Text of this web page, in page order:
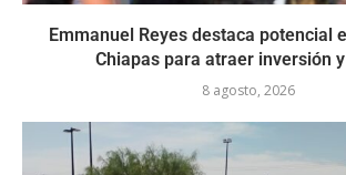
Emmanuel Reyes destaca potencial
Chiapas para atraer inversión
8 agosto, 2026